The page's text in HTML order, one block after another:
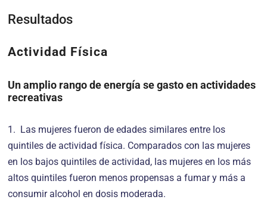
Resultados
Actividad Física
Un amplio rango de energía se gasto en actividades
recreativas
1. Las mujeres fueron de edades similares entre los
quintiles de actividad física. Comparados con las mujeres
en los bajos quintiles de actividad, las mujeres en los más
altos quintiles fueron menos propensas a fumar y más a
consumir alcohol en dosis moderada.